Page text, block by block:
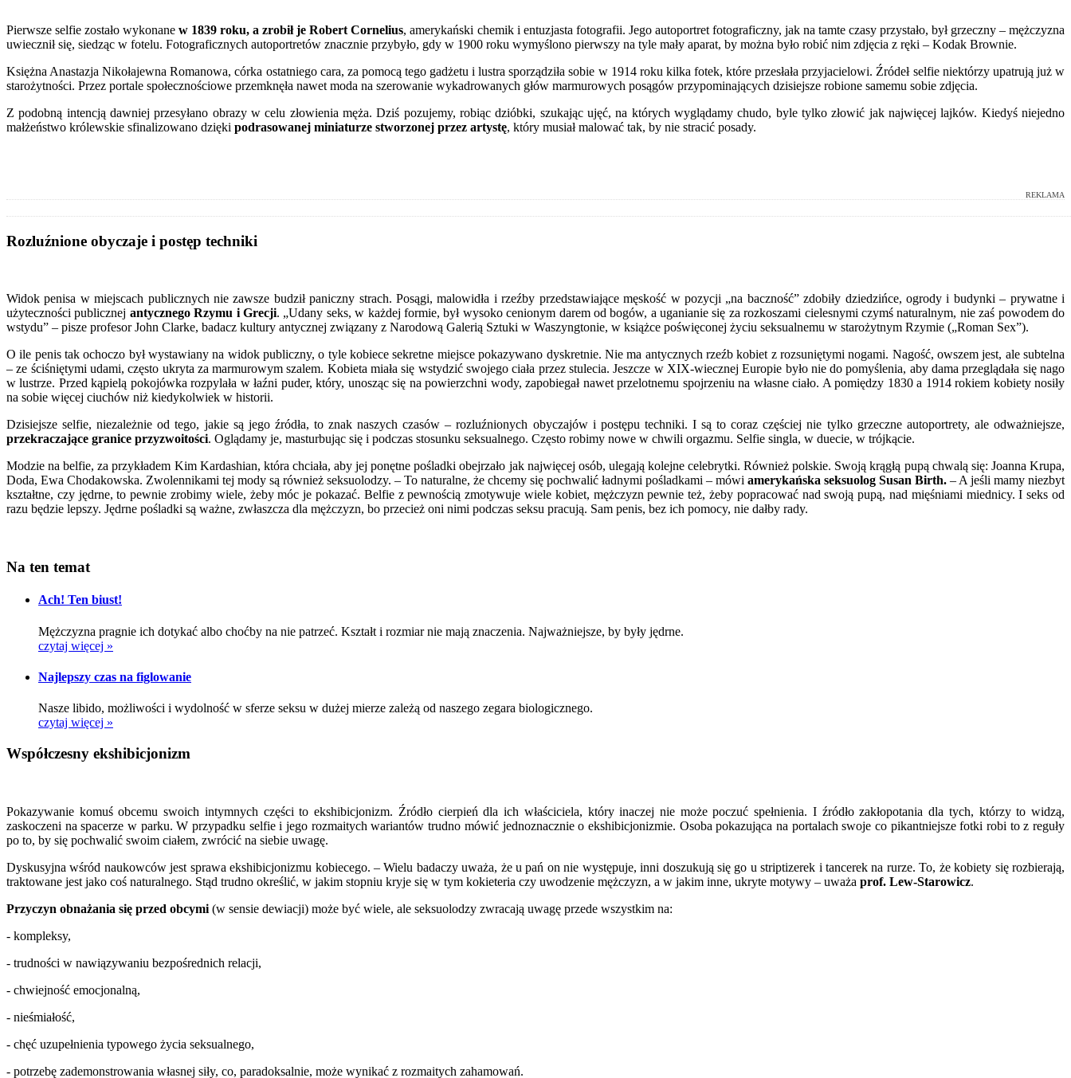
Pierwsze selfie zostało wykonanew 1839 roku, a zrobił je Robert Cornelius, amerykański chemik i entuzjasta fotografii. Jego autoportret fotograficzny, jak na tamte czasy przystało, był grzeczny – mężczyzna
uwiecznił się, siedząc w fotelu. Fotograficznych autoportretów znacznie przybyło, gdy w 1900 roku wymyślono pierwszy na tyle mały aparat, by można było robić nim zdjęcia z ręki – Kodak Brownie.
Księżna Anastazja Nikołajewna Romanowa, córka ostatniego cara, za pomocą tego gadżetu i lustra sporządziła sobie w 1914 roku kilka fotek, które przesłała przyjacielowi. Źródeł selfie niektórzy upatrują już w
starożytności. Przez portale społecznościowe przemknęła nawet moda na szerowanie wykadrowanych głów marmurowych posągów przypominających dzisiejsze robione samemu sobie zdjęcia.
Z podobną intencją dawniej przesyłano obrazy w celu złowienia męża. Dziś pozujemy, robiąc dzióbki, szukając ujęć, na których wyglądamy chudo, byle tylko złowić jak najwięcej lajków. Kiedyś niejedno
małżeństwo królewskie sfinalizowano dzięki podrasowanej miniaturze stworzonej przez artystę, który musiał malować tak, by nie stracić posady.
REKLAMA
Rozluźnione obyczaje i postęp techniki
Widok penisa w miejscach publicznych nie zawsze budził paniczny strach. Posągi, malowidła i rzeźby przedstawiające męskość w pozycji „na baczność” zdobiły dziedzińce, ogrody i budynki – prywatne i
użyteczności publicznej antycznego Rzymu i Grecji. „Udany seks, w każdej formie, był wysoko cenionym darem od bogów, a uganianie się za rozkoszami cielesnymi czymś naturalnym, nie zaś powodem do
wstydu” – pisze profesor John Clarke, badacz kultury antycznej związany z Narodową Galerią Sztuki w Waszyngtonie, w książce poświęconej życiu seksualnemu w starożytnym Rzymie („Roman Sex”).
O ile penis tak ochoczo był wystawiany na widok publiczny, o tyle kobiece sekretne miejsce pokazywano dyskretnie. Nie ma antycznych rzeźb kobiet z rozsuniętymi nogami. Nagość, owszem jest, ale subtelna
– ze ściśniętymi udami, często ukryta za marmurowym szalem. Kobieta miała się wstydzić swojego ciała przez stulecia. Jeszcze w XIX-wiecznej Europie było nie do pomyślenia, aby dama przeglądała się nago
w lustrze. Przed kąpielą pokojówka rozpylała w łaźni puder, który, unosząc się na powierzchni wody, zapobiegał nawet przelotnemu spojrzeniu na własne ciało. A pomiędzy 1830 a 1914 rokiem kobiety nosiły
na sobie więcej ciuchów niż kiedykolwiek w historii.
Dzisiejsze selfie, niezależnie od tego, jakie są jego źródła, to znak naszych czasów – rozluźnionych obyczajów i postępu techniki. I są to coraz częściej nie tylko grzeczne autoportrety, ale odważniejsze,
przekraczające granice przyzwoitości. Oglądamy je, masturbując się i podczas stosunku seksualnego. Często robimy nowe w chwili orgazmu. Selfie singla, w duecie, w trójkącie.
Modzie na belfie, za przykładem Kim Kardashian, która chciała, aby jej ponętne pośladki obejrzało jak najwięcej osób, ulegają kolejne celebrytki. Również polskie. Swoją krągłą pupą chwalą się: Joanna Krupa,
Doda, Ewa Chodakowska. Zwolennikami tej mody są również seksuolodzy. – To naturalne, że chcemy się pochwalić ładnymi pośladkami – mówi amerykańska seksuolog Susan Birth. – A jeśli mamy niezbyt
kształtne, czy jędrne, to pewnie zrobimy wiele, żeby móc je pokazać. Belfie z pewnością zmotywuje wiele kobiet, mężczyzn pewnie też, żeby popracować nad swoją pupą, nad mięśniami miednicy. I seks od
razu będzie lepszy. Jędrne pośladki są ważne, zwłaszcza dla mężczyzn, bo przecież oni nimi podczas seksu pracują. Sam penis, bez ich pomocy, nie dałby rady.
Na ten temat
Ach! Ten biust!
Mężczyzna pragnie ich dotykać albo choćby na nie patrzeć. Kształt i rozmiar nie mają znaczenia. Najważniejsze, by były jędrne.
czytaj więcej »
Najlepszy czas na figlowanie
Nasze libido, możliwości i wydolność w sferze seksu w dużej mierze zależą od naszego zegara biologicznego.
czytaj więcej »
Współczesny ekshibicjonizm
Pokazywanie komuś obcemu swoich intymnych części to ekshibicjonizm. Źródło cierpień dla ich właściciela, który inaczej nie może poczuć spełnienia. I źródło zakłopotania dla tych, którzy to widzą,
zaskoczeni na spacerze w parku. W przypadku selfie i jego rozmaitych wariantów trudno mówić jednoznacznie o ekshibicjonizmie. Osoba pokazująca na portalach swoje co pikantniejsze fotki robi to z reguły
po to, by się pochwalić swoim ciałem, zwrócić na siebie uwagę.
Dyskusyjna wśród naukowców jest sprawa ekshibicjonizmu kobiecego. – Wielu badaczy uważa, że u pań on nie występuje, inni doszukują się go u striptizerek i tancerek na rurze. To, że kobiety się rozbierają,
traktowane jest jako coś naturalnego. Stąd trudno określić, w jakim stopniu kryje się w tym kokieteria czy uwodzenie mężczyzn, a w jakim inne, ukryte motywy – uważa prof. Lew-Starowicz.
Przyczyn obnażania się przed obcymi (w sensie dewiacji) może być wiele, ale seksuolodzy zwracają uwagę przede wszystkim na:
- kompleksy,
- trudności w nawiązywaniu bezpośrednich relacji,
- chwiejność emocjonalną,
- nieśmiałość,
- chęć uzupełnienia typowego życia seksualnego,
- potrzebę zademonstrowania własnej siły, co, paradoksalnie, może wynikać z rozmaitych zahamowań.